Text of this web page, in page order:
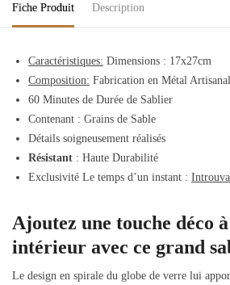
Fiche Produit Description
Caractéristiques: Dimensions : 17x27cm
Composition: Fabrication en Métal
60 Minutes de Durée de Sablier
Contenant : Grains de Sable
Détails soigneusement réalisés
Résistant : Haute Durabilité
Exclusivité Le temps d’un instant :
Ajoutez une touche déco
intérieur avec ce grand
Le design en spirale du globe de verre lui